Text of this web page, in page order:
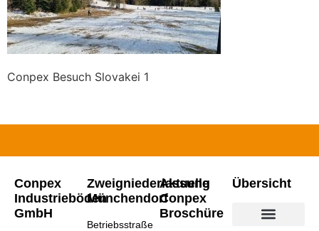
Conpex Besuch Slovakei 1
Conpex
Industrieböden
GmbH
Zweigniederlassung
Münchendorf
Betriebsstraße
Aktuelle
Conpex
Broschüre
Übersicht